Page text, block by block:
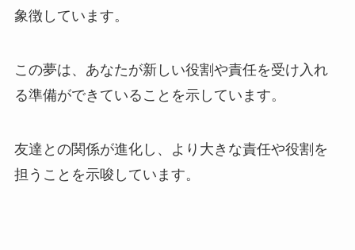
象徴しています。
この夢は、あなたが新しい役割や責任を受け入れ
る準備ができていることを示しています。
友達との関係が進化し、より大きな責任や役割を
担うことを示唆しています。